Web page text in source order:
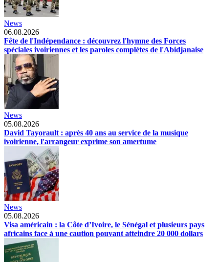
News
06.08.2026
Fête de l'Indépendance : découvrez l'hymne des Forces
spéciales ivoiriennes et les paroles complètes de l'Abidjanaise
News
05.08.2026
David Tayorault : après 40 ans au service de la musique
ivoirienne, l'arrangeur exprime son amertume
News
05.08.2026
Visa américain : la Côte d’Ivoire, le Sénégal et plusieurs pays
africains face à une caution pouvant atteindre 20 000 dollars